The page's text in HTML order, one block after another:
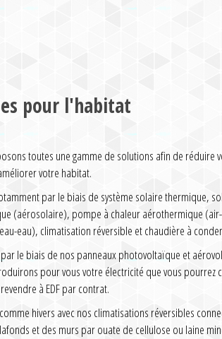
pour l'habitat
toutes une gamme de solutions afin de réduire
votre habitat.
par le biais de système solaire thermique,
(aérosolaire), pompe à chaleur aérothermique
eau), climatisation réversible et chaudière à
par le biais de nos panneaux photovoltaïque et
pour vous votre électricité que vous pourrez
à EDF par contrat.
hivers avec nos climatisations réversibles
et des murs par ouate de cellulose ou laine